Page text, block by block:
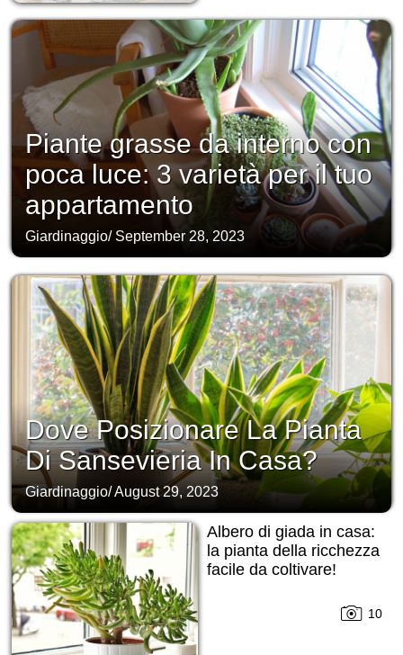
Piante grasse da interno con
poca luce: 3 varietà per il tuo
appartamento
Giardinaggio/ September 28, 2023
Dove Posizionare La Pianta
Di Sansevieria In Casa?
Giardinaggio/August 29, 2023
Albero di giada in casa:
la pianta della ricchezza
facile da coltivare!
10